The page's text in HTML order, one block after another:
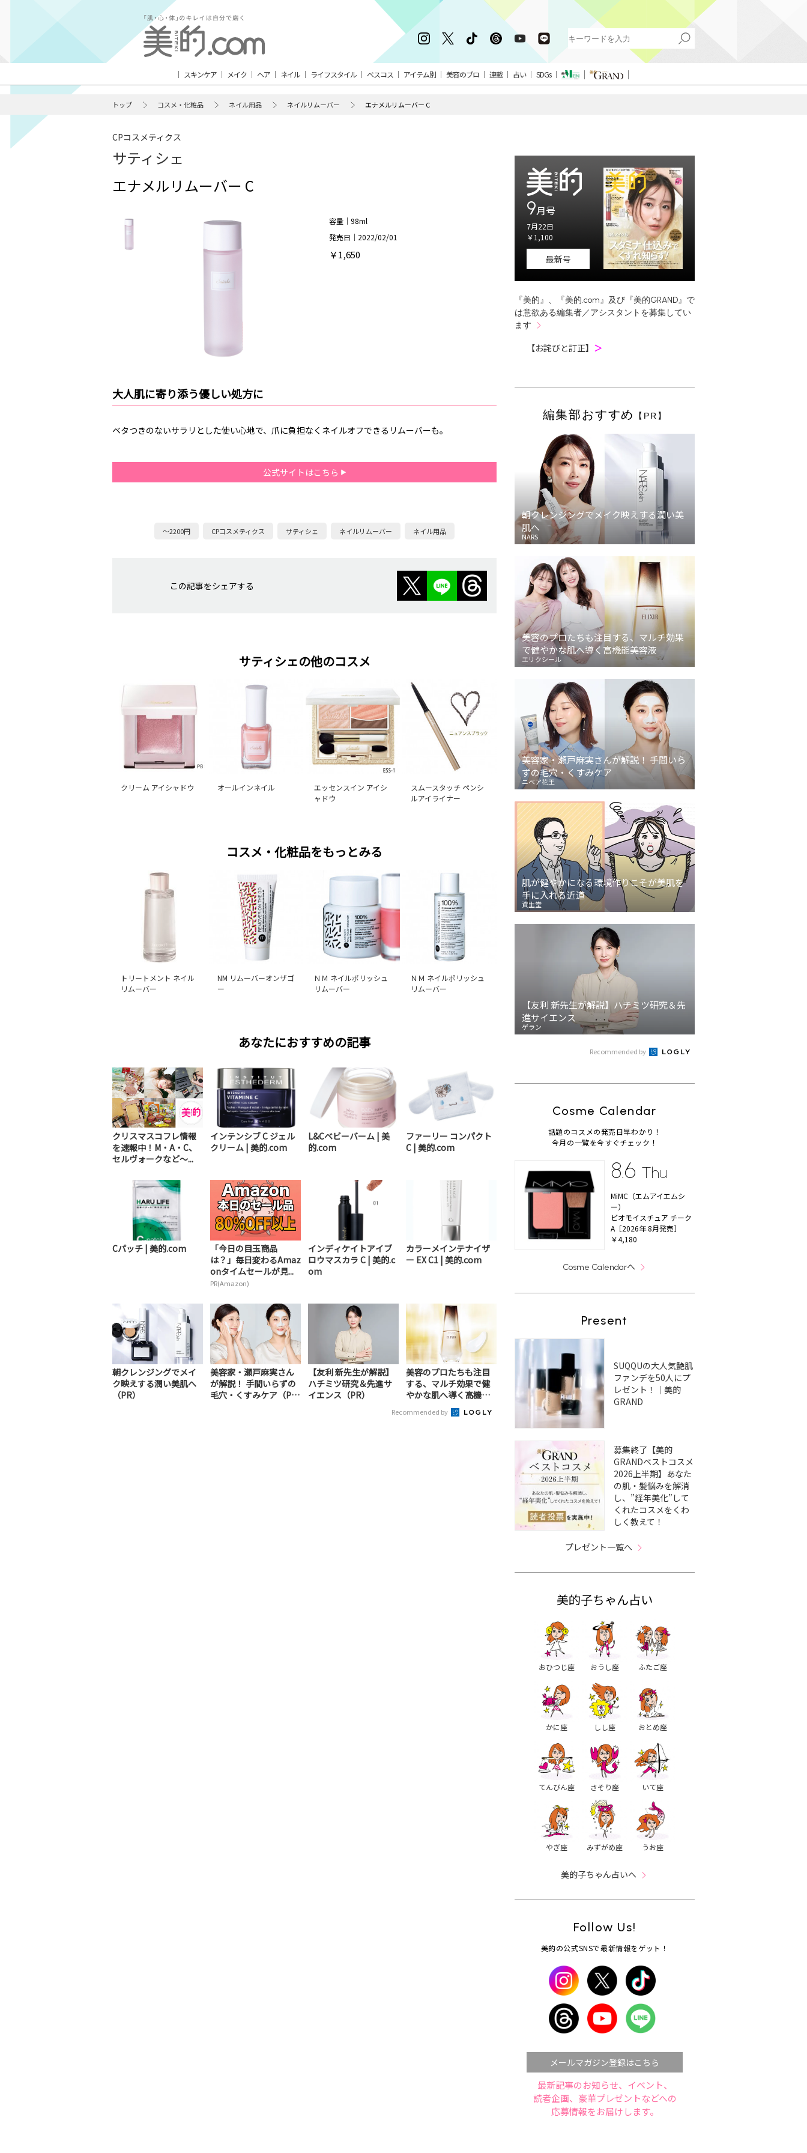
スキンケア メイク ヘア ネイル ライフスタイル ベスコス アイテム別 美容のプロ 連載 占い SDGs
トップ コスメ・化粧品 ネイル用品 ネイルリムーバー エナメルリムーバー C
CPコスメティクス
サティシェ
エナメルリムーバー C
容量｜98ml
発売日｜2022/02/01
￥1,650
大人肌に寄り添う優しい処方に
ベタつきのないサラリとした使い心地で、爪に負担なくネイルオフできるリムーバーも。
公式サイトはこちら
～2200円 CPコスメティクス サティシェ ネイルリムーバー ネイル用品
この記事をシェアする
サティシェの他のコスメ
クリーム アイシャドウ オールインネイル
エッセンスイン アイシ
ャドウ
スムースタッチ ペンシ
ルアイライナー
コスメ・化粧品をもっとみる
トリートメント ネイル
リムーバー
NM リムーバーオンザゴ
ー
ＮＭ ネイルポリッシュ
リムーバー
ＮＭ ネイルポリッシュ
リムーバー
あなたにおすすめの記事
クリスマスコフレ情報
を速報中！M・A・C、
セルヴォークなど～...
インテンシブ C ジェル
クリーム | 美的.com
L&Cベビーバーム | 美
的.com
ファーリー コンパクト
C | 美的.com
Cパッチ | 美的.com
「今日の目玉商品
は？」毎日変わるAmaz
onタイムセールが見...
PR(Amazon)
インディケイトアイブ
ロウマスカラ C | 美的.c
om
カラーメインテナイザ
ー EX C1 | 美的.com
朝クレンジングでメイ
ク映えする潤い美肌へ
（PR）
美容家・瀬戸麻実さん
が解説！ 手間いらずの
毛穴・くすみケア（P
【友利 新先生が解説】
ハチミツ研究＆先進サ
イエンス（PR）
美容のプロたちも注目
する、マルチ効果で健
やかな肌へ導く高機能
美容液（PR）
Recommended by
9月号
7月22日
￥1,100
最新号
『美的』、『美的.com』及び『美的GRAND』で
は意欲ある編集者／アシスタントを募集してい
ます
【お詫びと訂正】 ＞
編集部おすすめ 【PR】
朝クレンジングでメイク映えする潤い美
肌へ
NARS
美容のプロたちも注目する、マルチ効果
で健やかな肌へ導く高機能美容液
エリクシール
美容家・瀬戸麻実さんが解説！ 手間いら
ずの毛穴・くすみケア
ニベア花王
肌が健やかになる環境作りこそが美肌を
手に入れる近道
資生堂
【友利 新先生が解説】ハチミツ研究＆先
進サイエンス
ゲラン
Recommended by
Cosme Calendar
話題のコスメの発売日早わかり！
今月の一覧を今すぐチェック！
8.6 Thu
MiMC（エムアイエムシ
ー）
ビオモイスチュア チーク
A［2026年 8月発売］
￥4,180
Cosme Calendarへ
Present
SUQQUの大人気艶肌
ファンデを50人にプ
レゼント！｜美的
GRAND
募集終了【美的
GRANDベストコスメ
2026上半期】あなた
の肌・髪悩みを解消
し、”経年美化”して
くれたコスメをくわ
しく教えて！
プレゼント一覧へ
美的子ちゃん占い
おひつじ座 おうし座 ふたご座
かに座 しし座 おとめ座
てんびん座 さそり座 いて座
やぎ座 みずがめ座 うお座
美的子ちゃん占いへ
Follow Us!
美的の公式SNSで最新情報をゲット！
メールマガジン登録はこちら
最新記事のお知らせ、イベント、
読者企画、豪華プレゼントなどへの
応募情報をお届けします。